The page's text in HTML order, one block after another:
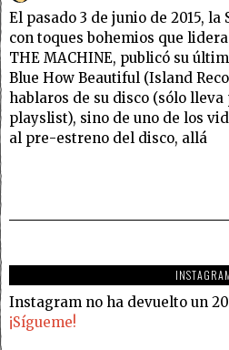
El pasado 3 de junio de 2015,
con toques bohemios que lidera
THE MACHINE, publicó su
Blue How Beautiful (Island
hablaros de su disco (sólo lleva
playslist), sino de uno de los
al pre-estreno del disco, allá
Instagram no ha devuelto un
¡Sígueme!